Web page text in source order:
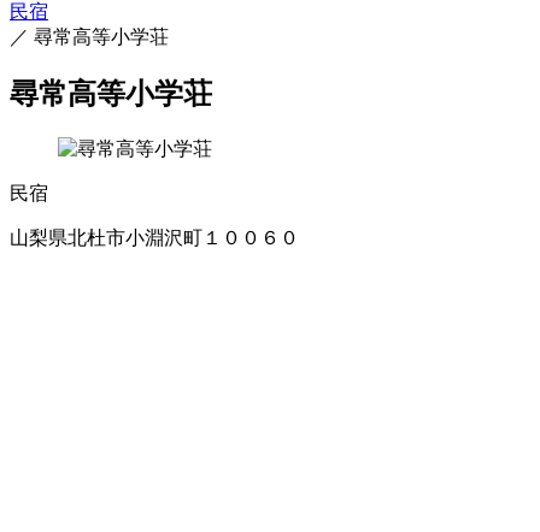
民宿
／ 尋常高等小学荘
尋常高等小学荘
民宿
山梨県北杜市小淵沢町１００６０